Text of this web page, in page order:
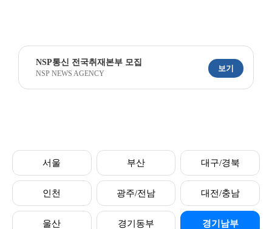
NSP통신 전국취재본부 모집
NSP NEWS AGENCY
보기
서울 부산 대구/경북
인천 광주/전남 대전/충남
울산 경기동부 경기남부